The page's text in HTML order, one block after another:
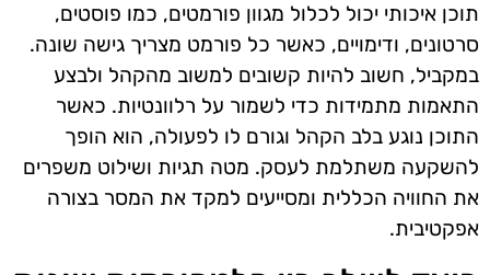
תוכן איכותי יכול לכלול מגוון פורמטים, כמו פוסטים,
סרטונים, ודימויים, כאשר כל פורמט מצריך גישה שונה.
במקביל, חשוב להיות קשובים למשוב מהקהל ולבצע
התאמות מתמידות כדי לשמור על רלוונטיות. כאשר
התוכן נוגע בלב הקהל וגורם לו לפעולה, הוא הופך
להשקעה משתלמת לעסק. מטה תגיות ושילוט משפרים
את החוויה הכללית ומסייעים למקד את המסר בצורה
אפקטיבית.